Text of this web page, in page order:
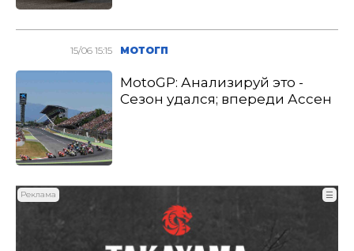
15/06 15:15 МОТОГП
MotoGP: Анализируй это -
Сезон удался; впереди Ассен
Реклама ☰